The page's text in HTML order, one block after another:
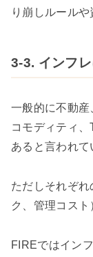
り崩しルールや
3-3. インフ
一般的に不動産
コモディティ
あると言われて
ただしそれぞ
ク、管理コスト
FIREではイン